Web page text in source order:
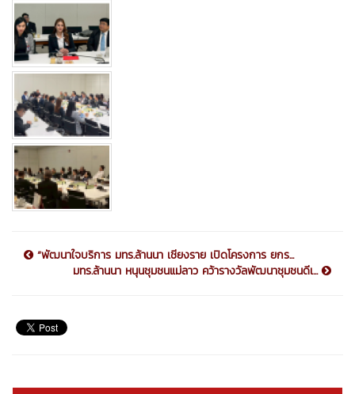
“พัฒนาใจบริการ มทร.ล้านนา เชียงราย เปิดโครงการ ยกร...
มทร.ล้านนา หนุนชุมชนแม่ลาว คว้ารางวัลพัฒนาชุมชนดีเ...